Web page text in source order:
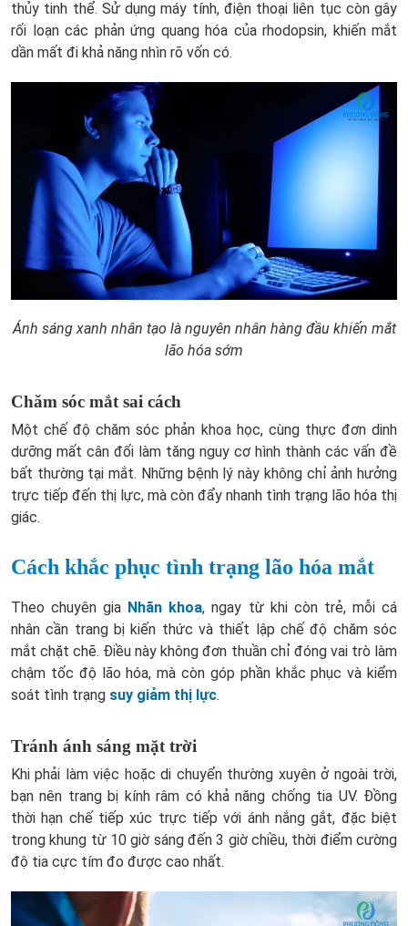
thủy tinh thể. Sử dụng máy tính, điện thoại liên tục còn gây
rối loạn các phản ứng quang hóa của rhodopsin, khiến mắt
dần mất đi khả năng nhìn rõ vốn có.
Ánh sáng xanh nhân tạo là nguyên nhân hàng đầu khiến mắt
lão hóa sớm
Chăm sóc mắt sai cách
Một chế độ chăm sóc phản khoa học, cùng thực đơn dinh
dưỡng mất cân đối làm tăng nguy cơ hình thành các vấn đề
bất thường tại mắt. Những bệnh lý này không chỉ ảnh hưởng
trực tiếp đến thị lực, mà còn đẩy nhanh tình trạng lão hóa thị
giác.
Cách khắc phục tình trạng lão hóa mắt
Theo chuyên gia Nhãn khoa, ngay từ khi còn trẻ, mỗi cá
nhân cần trang bị kiến thức và thiết lập chế độ chăm sóc
mắt chặt chẽ. Điều này không đơn thuần chỉ đóng vai trò làm
chậm tốc độ lão hóa, mà còn góp phần khắc phục và kiểm
soát tình trạng suy giảm thị lực.
Tránh ánh sáng mặt trời
Khi phải làm việc hoặc di chuyển thường xuyên ở ngoài trời,
bạn nên trang bị kính râm có khả năng chống tia UV. Đồng
thời hạn chế tiếp xúc trực tiếp với ánh nắng gắt, đặc biệt
trong khung từ 10 giờ sáng đến 3 giờ chiều, thời điểm cường
độ tia cực tím đo được cao nhất.